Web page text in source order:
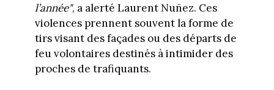
l’année", a alerté Laurent Nuñez. Ces
violences prennent souvent la forme de
tirs visant des façades ou des départs de
feu volontaires destinés à intimider des
proches de trafiquants.